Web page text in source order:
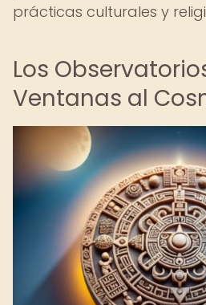
prácticas culturales y
Los
Ventanas al